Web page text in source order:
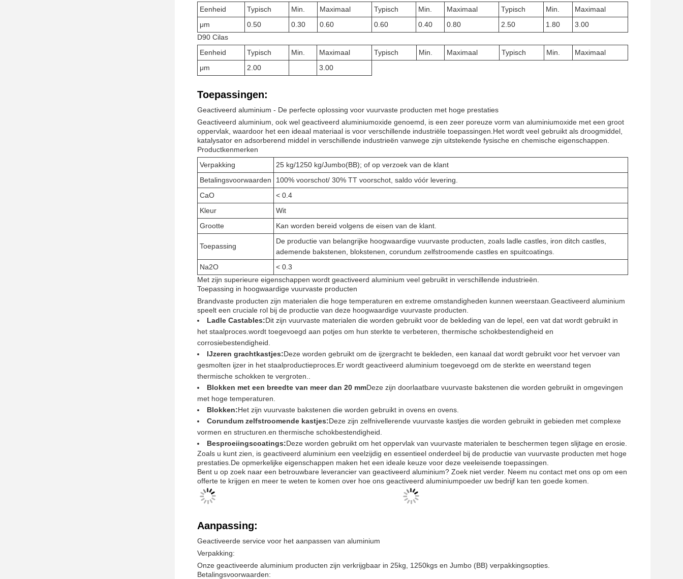
Eenheid
Typisch Min. Maximaal Typisch Min. Maximaal Typisch Min.
Maximaal
μm
0.50 0.30 0.60 0.60 0.40 0.80 2.50 1.80
3.00
D90 Cilas
Eenheid
Typisch Min. Maximaal Typisch Min. Maximaal Typisch Min.
Maximaal
μm
2.00 3.00
Toepassingen:
Geactiveerd aluminium - De perfecte oplossing voor vuurvaste producten met hoge prestaties
Geactiveerd aluminium, ook wel geactiveerd aluminiumoxide genoemd, is een zeer poreuze vorm van aluminiumoxide met een groot
oppervlak, waardoor het een ideaal materiaal is voor verschillende industriële toepassingen.Het wordt veel gebruikt als droogmiddel,
katalysator en adsorberend middel in verschillende industrieën vanwege zijn uitstekende fysische en chemische eigenschappen.
Productkenmerken
Verpakking
25 kg/1250 kg/Jumbo(BB); of op verzoek van de klant
Betalingsvoorwaarden
100% voorschot/ 30% TT voorschot, saldo vóór levering.
CaO
< 0.4
Kleur
Wit
Grootte
Kan worden bereid volgens de eisen van de klant.
Toepassing
De productie van belangrijke hoogwaardige vuurvaste producten, zoals ladle castles, iron ditch castles,
ademende bakstenen, blokstenen, corundum zelfstroomende castles en spuitcoatings.
Na2O
< 0.3
Met zijn superieure eigenschappen wordt geactiveerd aluminium veel gebruikt in verschillende industrieën.
Toepassing in hoogwaardige vuurvaste producten
Brandvaste producten zijn materialen die hoge temperaturen en extreme omstandigheden kunnen weerstaan.Geactiveerd aluminium
speelt een cruciale rol bij de productie van deze hoogwaardige vuurvaste producten.
Ladle Castables:Dit zijn vuurvaste materialen die worden gebruikt voor de bekleding van de lepel, een vat dat wordt gebruikt in
het staalproces.wordt toegevoegd aan potjes om hun sterkte te verbeteren, thermische schokbestendigheid en
corrosiebestendigheid.
IJzeren grachtkastjes:Deze worden gebruikt om de ijzergracht te bekleden, een kanaal dat wordt gebruikt voor het vervoer van
gesmolten ijzer in het staalproductieproces.Er wordt geactiveerd aluminium toegevoegd om de sterkte en weerstand tegen
thermische schokken te vergroten..
Blokken met een breedte van meer dan 20 mmDeze zijn doorlaatbare vuurvaste bakstenen die worden gebruikt in omgevingen
met hoge temperaturen.
Blokken:Het zijn vuurvaste bakstenen die worden gebruikt in ovens en ovens.
Corundum zelfstroomende kastjes:Deze zijn zelfnivellerende vuurvaste kastjes die worden gebruikt in gebieden met complexe
vormen en structuren.en thermische schokbestendigheid.
Besproeiingscoatings:Deze worden gebruikt om het oppervlak van vuurvaste materialen te beschermen tegen slijtage en erosie.
Zoals u kunt zien, is geactiveerd aluminium een veelzijdig en essentieel onderdeel bij de productie van vuurvaste producten met hoge
prestaties.De opmerkelijke eigenschappen maken het een ideale keuze voor deze veeleisende toepassingen.
Bent u op zoek naar een betrouwbare leverancier van geactiveerd aluminium? Zoek niet verder. Neem nu contact met ons op om een
offerte te krijgen en meer te weten te komen over hoe ons geactiveerd aluminiumpoeder uw bedrijf kan ten goede komen.
Aanpassing:
Geactiveerde service voor het aanpassen van aluminium
Verpakking:
Onze geactiveerde aluminium producten zijn verkrijgbaar in 25kg, 1250kgs en Jumbo (BB) verpakkingsopties.
Betalingsvoorwaarden: